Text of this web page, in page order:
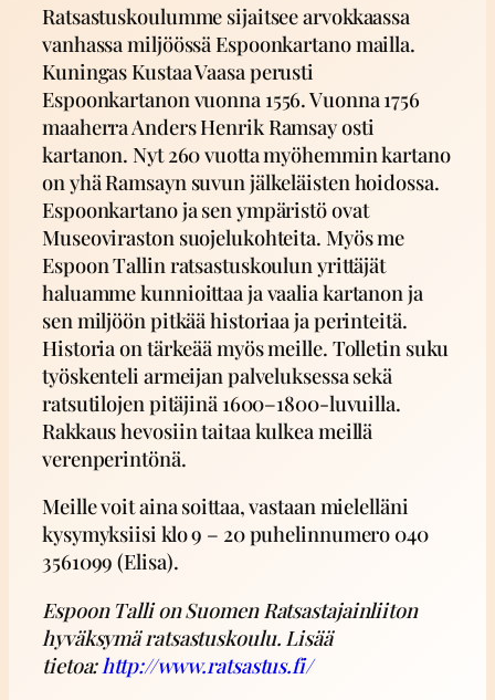
Ratsastuskoulumme sijaitsee arvokkaassa
vanhassa miljöössä Espoonkartano mailla.
Kuningas Kustaa Vaasa perusti
Espoonkartanon vuonna 1556. Vuonna 1756
maaherra Anders Henrik Ramsay osti
kartanon. Nyt 260 vuotta myöhemmin kartano
on yhä Ramsayn suvun jälkeläisten hoidossa.
Espoonkartano ja sen ympäristö ovat
Museoviraston suojelukohteita. Myös me
Espoon Tallin ratsastuskoulun yrittäjät
haluamme kunnioittaa ja vaalia kartanon ja
sen miljöön pitkää historiaa ja perinteitä.
Historia on tärkeää myös meille. Tolletin suku
työskenteli armeijan palveluksessa sekä
ratsutilojen pitäjinä 1600–1800-luvuilla.
Rakkaus hevosiin taitaa kulkea meillä
verenperintönä.
Meille voit aina soittaa, vastaan mielelläni
kysymyksiisi klo 9 – 20 puhelinnumero 040
3561099 (Elisa).
Espoon Talli on Suomen Ratsastajainliiton
hyväksymä ratsastuskoulu. Lisää
tietoa: http://www.ratsastus.fi/